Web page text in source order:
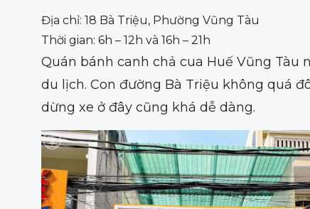
Địa chỉ: 18 Bà Triệu, Phường Vũng Tàu
Thời gian: 6h – 12h và 16h – 21h
Quán bánh canh chả cua Huế Vũng
du lịch. Con đường Bà Triệu không quá
dừng xe ở đây cũng khá dễ dàng.